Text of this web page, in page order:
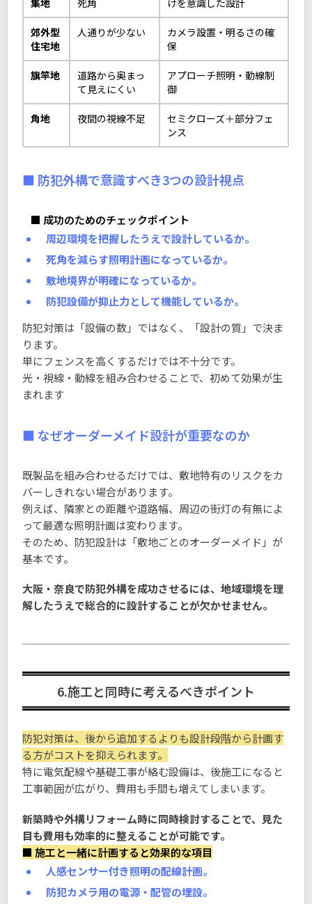
郊外型
住宅地
人通りが少ない
カメラ設置・明るさの確
保
旗竿地
道路から奥まっ
て見えにくい
アプローチ照明・動線制
御
角地 夜間の視線不足
セミクローズ＋部分フェ
ンス
■ 防犯外構で意識すべき3つの設計視点
■ 成功のためのチェックポイント
周辺環境を把握したうえで設計しているか。
死角を減らす照明計画になっているか。
敷地境界が明確になっているか。
防犯設備が抑止力として機能しているか。
防犯対策は「設備の数」ではなく、「設計の質」で決ま
ります。
単にフェンスを高くするだけでは不十分です。
光・視線・動線を組み合わせることで、初めて効果が生
まれます
■ なぜオーダーメイド設計が重要なのか
既製品を組み合わせるだけでは、敷地特有のリスクをカ
バーしきれない場合があります。
例えば、隣家との距離や道路幅、周辺の街灯の有無によ
って最適な照明計画は変わります。
そのため、防犯設計は「敷地ごとのオーダーメイド」が
基本です。
大阪・奈良で防犯外構を成功させるには、地域環境を理
解したうえで総合的に設計することが欠かせません。
6.施工と同時に考えるべきポイント
防犯対策は、後から追加するよりも設計段階から計画す
る方がコストを抑えられます。
特に電気配線や基礎工事が絡む設備は、後施工になると
工事範囲が広がり、費用も手間も増えてしまいます。
新築時や外構リフォーム時に同時検討することで、見た
目も費用も効率的に整えることが可能です。
■ 施工と一緒に計画すると効果的な項目
人感センサー付き照明の配線計画。
防犯カメラ用の電源・配管の埋設。